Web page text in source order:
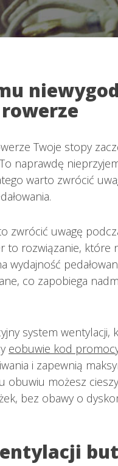
Twoje stopy
naprawdę
warto zwrócić
zwrócić uwagę
to rozwiązanie, które
wydajność
co zapobiega
system wentylacji,
eobuwie kod
i zapewnią
obuwiu możesz
bez obawy o